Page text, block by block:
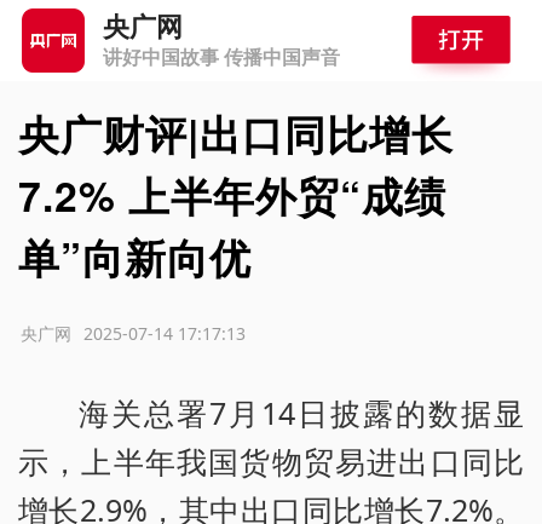
央广网
讲好中国故事 传播中国声音
央广财评|出口同比增长
7.2% 上半年外贸“成绩
单”向新向优
2025-07-14 17:17:13
央广网
海关总署7月14日披露的数据显
示，上半年我国货物贸易进出口同比
增长2.9%，其中出口同比增长7.2%。